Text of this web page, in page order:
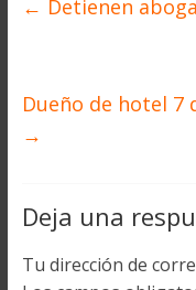
← Detienen
Dueño de hotel 7
→
Deja una
Tu dirección de